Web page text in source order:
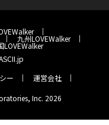
九州LOVEWalker
LOVEWalker
ー 運営会社
Inc. 2026